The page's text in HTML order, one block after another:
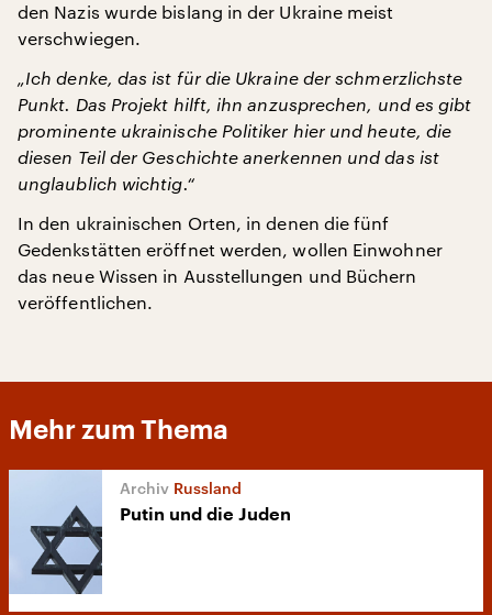
den Nazis wurde bislang in der Ukraine meist
verschwiegen.
„Ich denke, das ist für die Ukraine der schmerzlichste
Punkt. Das Projekt hilft, ihn anzusprechen, und es gibt
prominente ukrainische Politiker hier und heute, die
diesen Teil der Geschichte anerkennen und das ist
unglaublich wichtig.“
In den ukrainischen Orten, in denen die fünf
Gedenkstätten eröffnet werden, wollen Einwohner
das neue Wissen in Ausstellungen und Büchern
veröffentlichen.
Mehr zum Thema
Russland
Putin und die Juden